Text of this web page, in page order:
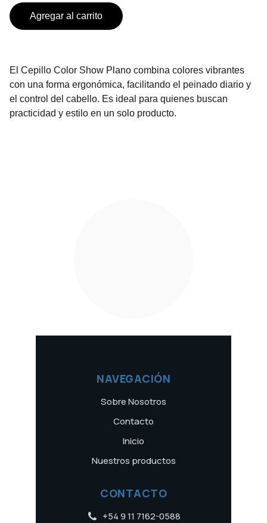
Agregar al carrito
El Cepillo Color Show Plano combina colores vibrantes
con una forma ergonómica, facilitando el peinado diario y
el control del cabello. Es ideal para quienes buscan
practicidad y estilo en un solo producto.